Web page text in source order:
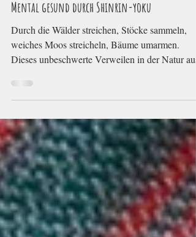
May 18, 2019 2 min read
Mental gesund durch Shinrin-yoku
Durch die Wälder streichen, Stöcke sammeln,
weiches Moos streicheln, Bäume umarmen.
Dieses unbeschwerte Verweilen in der Natur